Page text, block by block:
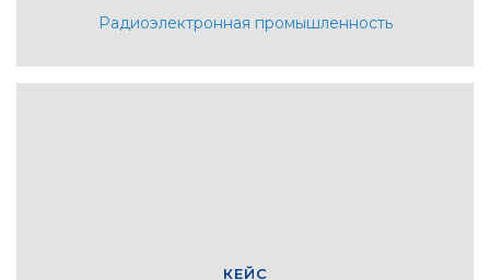
Радиоэлектронная промышленность
КЕЙС